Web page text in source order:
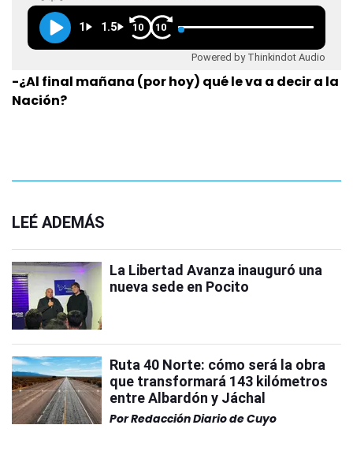
1 1.5 10 10
Powered by Thinkindot Audio
-¿Al final mañana (por hoy) qué le va a decir a la
Nación?
LEÉ ADEMÁS
La Libertad Avanza inauguró una
nueva sede en Pocito
Ruta 40 Norte: cómo será la obra
que transformará 143 kilómetros
entre Albardón y Jáchal
PorRedacción Diario de Cuyo